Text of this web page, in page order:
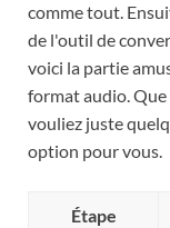
comme tout.
de l'outil de
voici la partie
format audio.
vouliez juste
option pour vous.
Étape